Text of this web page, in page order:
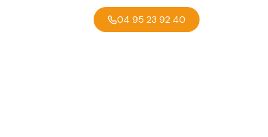
04 95 23 92 40